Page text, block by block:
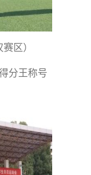
区）
分王称号